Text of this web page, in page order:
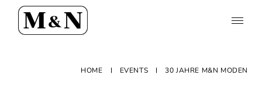
HOME EVENTS 30 JAHRE M&N MODEN